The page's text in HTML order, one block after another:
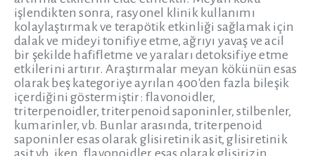
işlendikten sonra, rasyonel klinik kullanımı
kolaylaştırmak ve terapötik etkinliği sağlamak için
dalak ve mideyi tonifiye etme, ağrıyı yavaş ve acil
bir şekilde hafifletme ve yaraları detoksifiye etme
etkilerini artırır. Araştırmalar meyan kökünün esas
olarak beş kategoriye ayrılan 400'den fazla bileşik
içerdiğini göstermiştir: flavonoidler,
triterpenoidler, triterpenoid saponinler, stilbenler,
kumarinler, vb. Bunlar arasında, triterpenoid
saponinler esas olarak glisiretinik asit, glisiretinik
asit vb. iken, flavonoidler esas olarak glisirizin,